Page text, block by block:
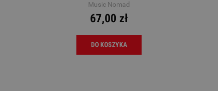
Music Nomad
67,00 zł
DO KOSZYKA